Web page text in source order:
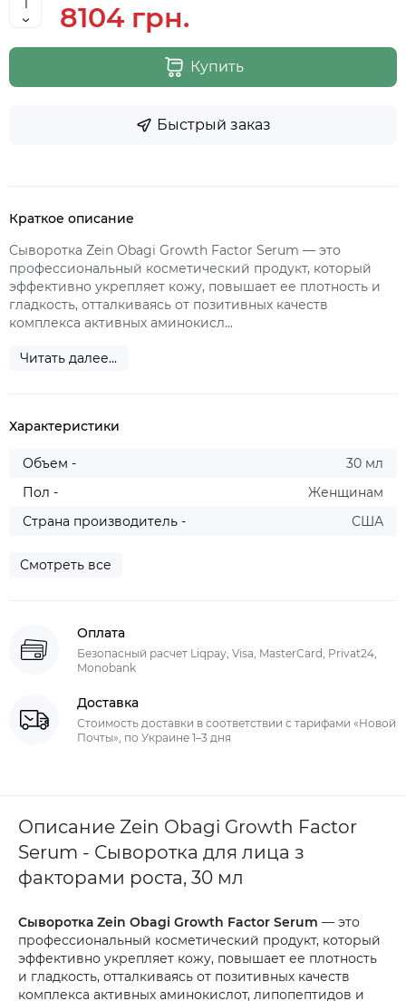
8104 грн.
Купить
Быстрый заказ
Краткое описание
Сыворотка Zein Obagi Growth Factor Serum — это
профессиональный косметический продукт, который
эффективно укрепляет кожу, повышает ее плотность и
гладкость, отталкиваясь от позитивных качеств
комплекса активных аминокисл...
Читать далее...
Характеристики
Объем -
30 мл
Пол -
Женщинам
Страна производитель -
США
Смотреть все
Оплата
Безопасный расчет Liqpay, Visa, MasterCard, Privat24,
Monobank
Доставка
Стоимость доставки в соответствии с тарифами «Новой
Почты», по Украине 1–3 дня
Описание Zein Obagi Growth Factor
Serum - Сыворотка для лица з
факторами роста, 30 мл
Сыворотка Zein Obagi Growth Factor Serum — это
профессиональный косметический продукт, который
эффективно укрепляет кожу, повышает ее плотность
и гладкость, отталкиваясь от позитивных качеств
комплекса активных аминокислот, липопептидов и